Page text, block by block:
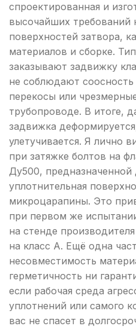
спроектированная и
высочайших требований
поверхностей затвора,
материалов и сборке.
заказывают задвижку
не соблюдают
перекосы или
трубопроводе. В итоге,
задвижка
улетучивается. Я лично
при затяжке болтов на
Ду500, предназначенной
уплотнительная
микроцарапины. Это
при первом же
на стенде
на класс А. Ещё одна
несовместимость
герметичность ни
если рабочая среда
уплотнений или самого
вас не спасет в